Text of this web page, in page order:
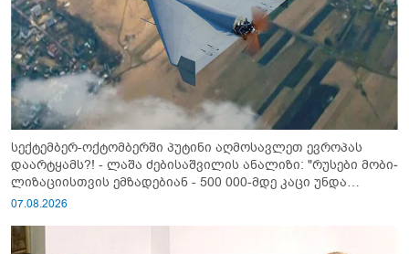
სექტემბერ-ოქტომბერში პუტინი აღმოსავლეთ ევროპას
დაარტყამს?! - ლაშა ძებისაშვილის ანალიზი: "რუსები მობი­
ლიზაციისთვის ემზადებიან - 500 000-მდე კაცი უნდა
გაიწვიონ ომში"
07.08.2026